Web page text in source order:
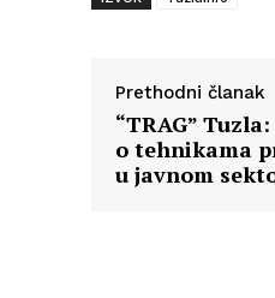
Prethodni članak
“TRAG”
o tehnikama
u javnom